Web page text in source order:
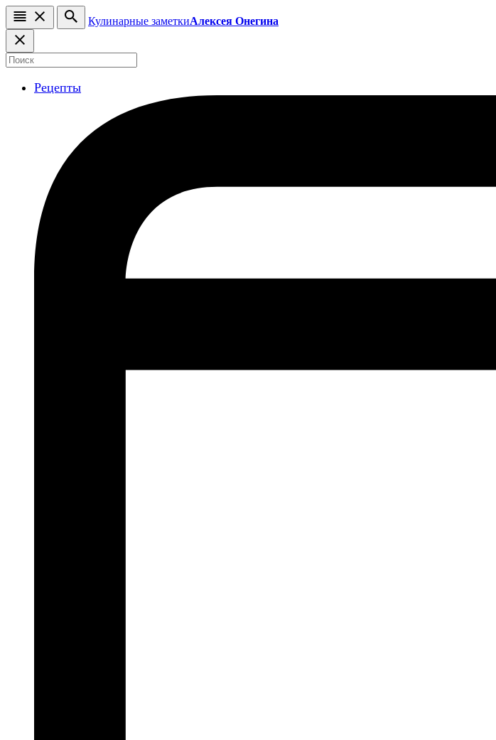
Кулинарные заметкиАлексея Онегина
Рецепты